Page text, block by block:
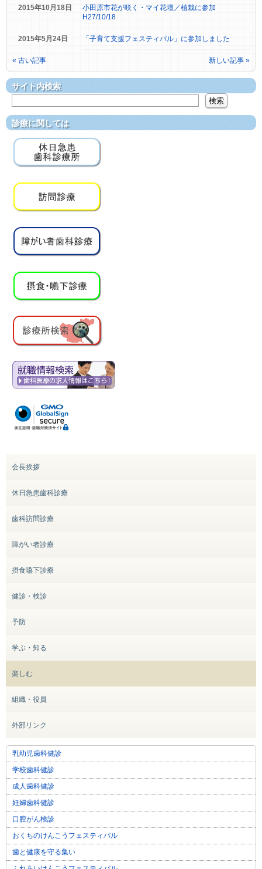
2015年10月18日
小田原市花が咲く・マイ花壇／植栽に参加
H27/10/18
2015年5月24日 「子育て支援フェスティバル」に参加しました
« 古い記事 新しい記事 »
サイト内検索
診療に関しては
会長挨拶
休日急患歯科診療
歯科訪問診療
障がい者診療
摂食嚥下診療
健診・検診
予防
学ぶ・知る
楽しむ
組織・役員
外部リンク
乳幼児歯科健診
学校歯科健診
成人歯科健診
妊婦歯科健診
口腔がん検診
おくちのけんこうフェスティバル
歯と健康を守る集い